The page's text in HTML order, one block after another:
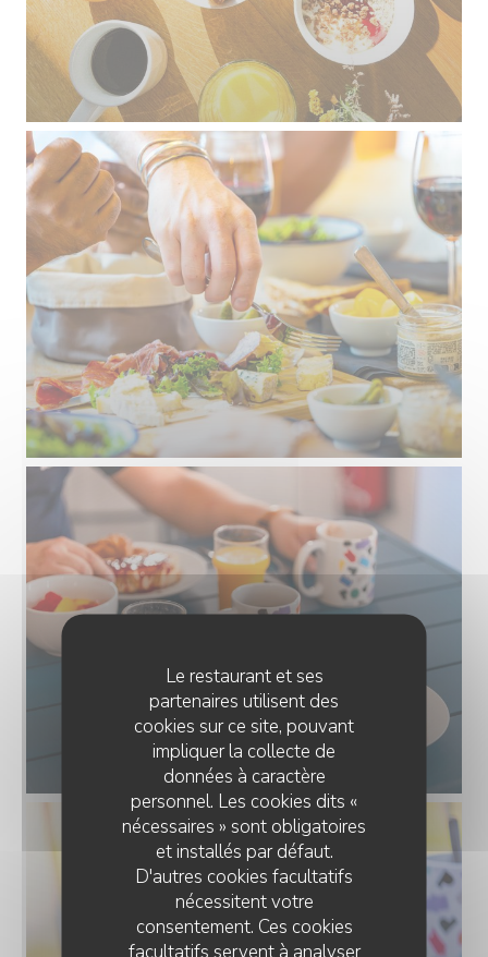
Le restaurant et ses
partenaires utilisent des
cookies sur ce site, pouvant
impliquer la collecte de
données à caractère
personnel. Les cookies dits «
nécessaires » sont obligatoires
et installés par défaut.
D'autres cookies facultatifs
nécessitent votre
consentement. Ces cookies
facultatifs servent à analyser